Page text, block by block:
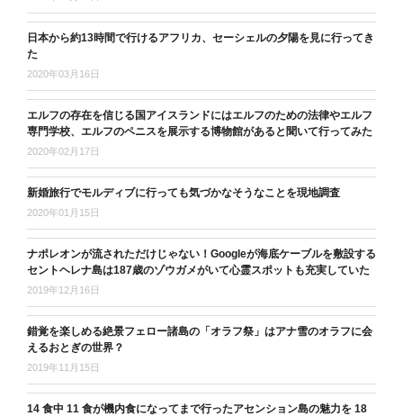
日本から約13時間で行けるアフリカ、セーシェルの夕陽を見に行ってき
た
2020年03月16日
エルフの存在を信じる国アイスランドにはエルフのための法律やエルフ
専門学校、エルフのペニスを展示する博物館があると聞いて行ってみた
2020年02月17日
新婚旅行でモルディブに行っても気づかなそうなことを現地調査
2020年01月15日
ナポレオンが流されただけじゃない！Googleが海底ケーブルを敷設する
セントヘレナ島は187歳のゾウガメがいて心霊スポットも充実していた
2019年12月16日
錯覚を楽しめる絶景フェロー諸島の「オラフ祭」はアナ雪のオラフに会
えるおとぎの世界？
2019年11月15日
14 食中 11 食が機内食になってまで行ったアセンション島の魅力を 18